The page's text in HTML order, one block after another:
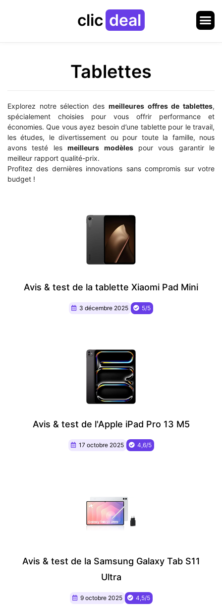
clic deal
Tablettes
Explorez notre sélection des meilleures offres de tablettes,
spécialement choisies pour vous offrir performance et
économies. Que vous ayez besoin d’une tablette pour le travail,
les études, le divertissement ou pour toute la famille, nous
avons testé lesmeilleurs modèlespour vous garantir le
meilleur rapport qualité-prix.
Profitez des dernières innovations sans compromis sur votre
budget !
Avis & test de la tablette Xiaomi Pad Mini
3 décembre 2025 5/5
Avis & test de l'Apple iPad Pro 13 M5
17 octobre 2025 4,6/5
Avis & test de la Samsung Galaxy Tab S11
Ultra
9 octobre 2025 4,5/5